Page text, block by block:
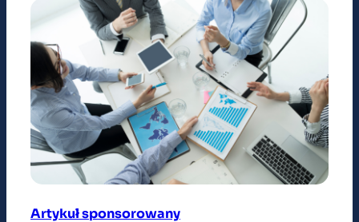
Artykuł sponsorowany